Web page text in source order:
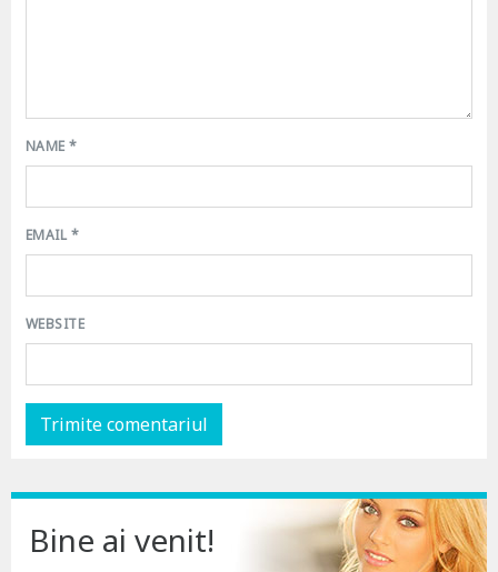
NAME*
EMAIL*
WEBSITE
Bine ai venit!